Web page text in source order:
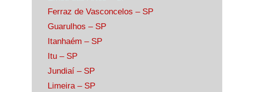
Ferraz de Vasconcelos – SP
Guarulhos – SP
Itanhaém – SP
Itu – SP
Jundiaí – SP
Limeira – SP